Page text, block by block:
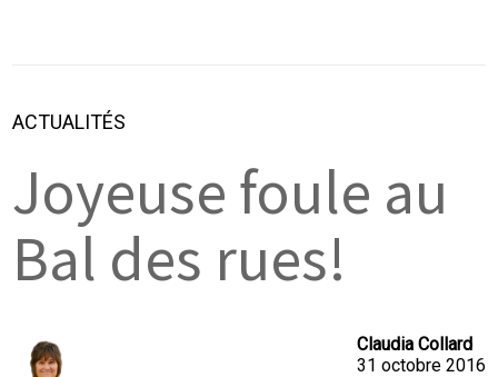
ACTUALITÉS
Joyeuse foule au
Bal des rues!
Claudia Collard
31 octobre 2016